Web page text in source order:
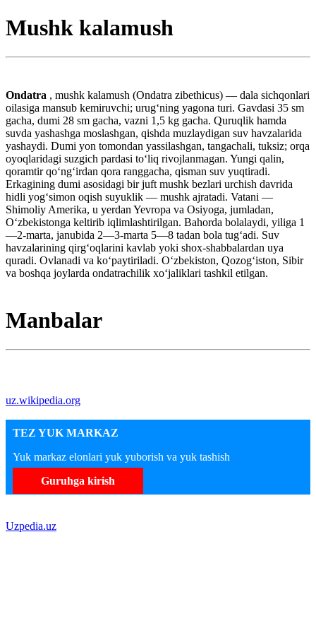
Mushk kalamush
Ondatra , mushk kalamush (Ondatra zibethicus) — dala sichqonlari
oilasiga mansub kemiruvchi; urugʻning yagona turi. Gavdasi 35 sm
gacha, dumi 28 sm gacha, vazni 1,5 kg gacha. Quruqlik hamda
suvda yashashga moslashgan, qishda muzlaydigan suv havzalarida
yashaydi. Dumi yon tomondan yassilashgan, tangachali, tuksiz; orqa
oyoqlaridagi suzgich pardasi toʻliq rivojlanmagan. Yungi qalin,
qoramtir qoʻngʻirdan qora ranggacha, qisman suv yuqtiradi.
Erkagining dumi asosidagi bir juft mushk bezlari urchish davrida
hidli yogʻsimon oqish suyuklik — mushk ajratadi. Vatani —
Shimoliy Amerika, u yerdan Yevropa va Osiyoga, jumladan,
Oʻzbekistonga keltirib iqlimlashtirilgan. Bahorda bolalaydi, yiliga 1
—2-marta, janubida 2—3-marta 5—8 tadan bola tugʻadi. Suv
havzalarining qirgʻoqlarini kavlab yoki shox-shabbalardan uya
quradi. Ovlanadi va koʻpaytiriladi. Oʻzbekiston, Qozogʻiston, Sibir
va boshqa joylarda ondatrachilik xoʻjaliklari tashkil etilgan.
Manbalar
uz.wikipedia.org
TEZ YUK MARKAZ
Yuk markaz elonlari yuk yuborish va yuk tashish
Guruhga kirish
Uzpedia.uz